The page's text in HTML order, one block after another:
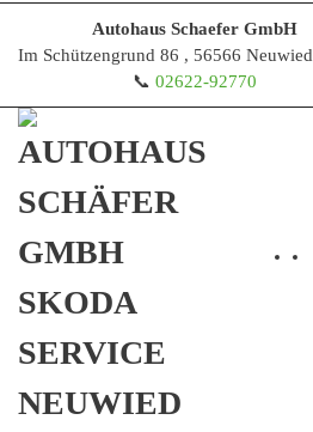
Zum Hauptinhalt springen
Autohaus Schaefer GmbH
Im Schützengrund 86 , 56566
📞 02622-92770